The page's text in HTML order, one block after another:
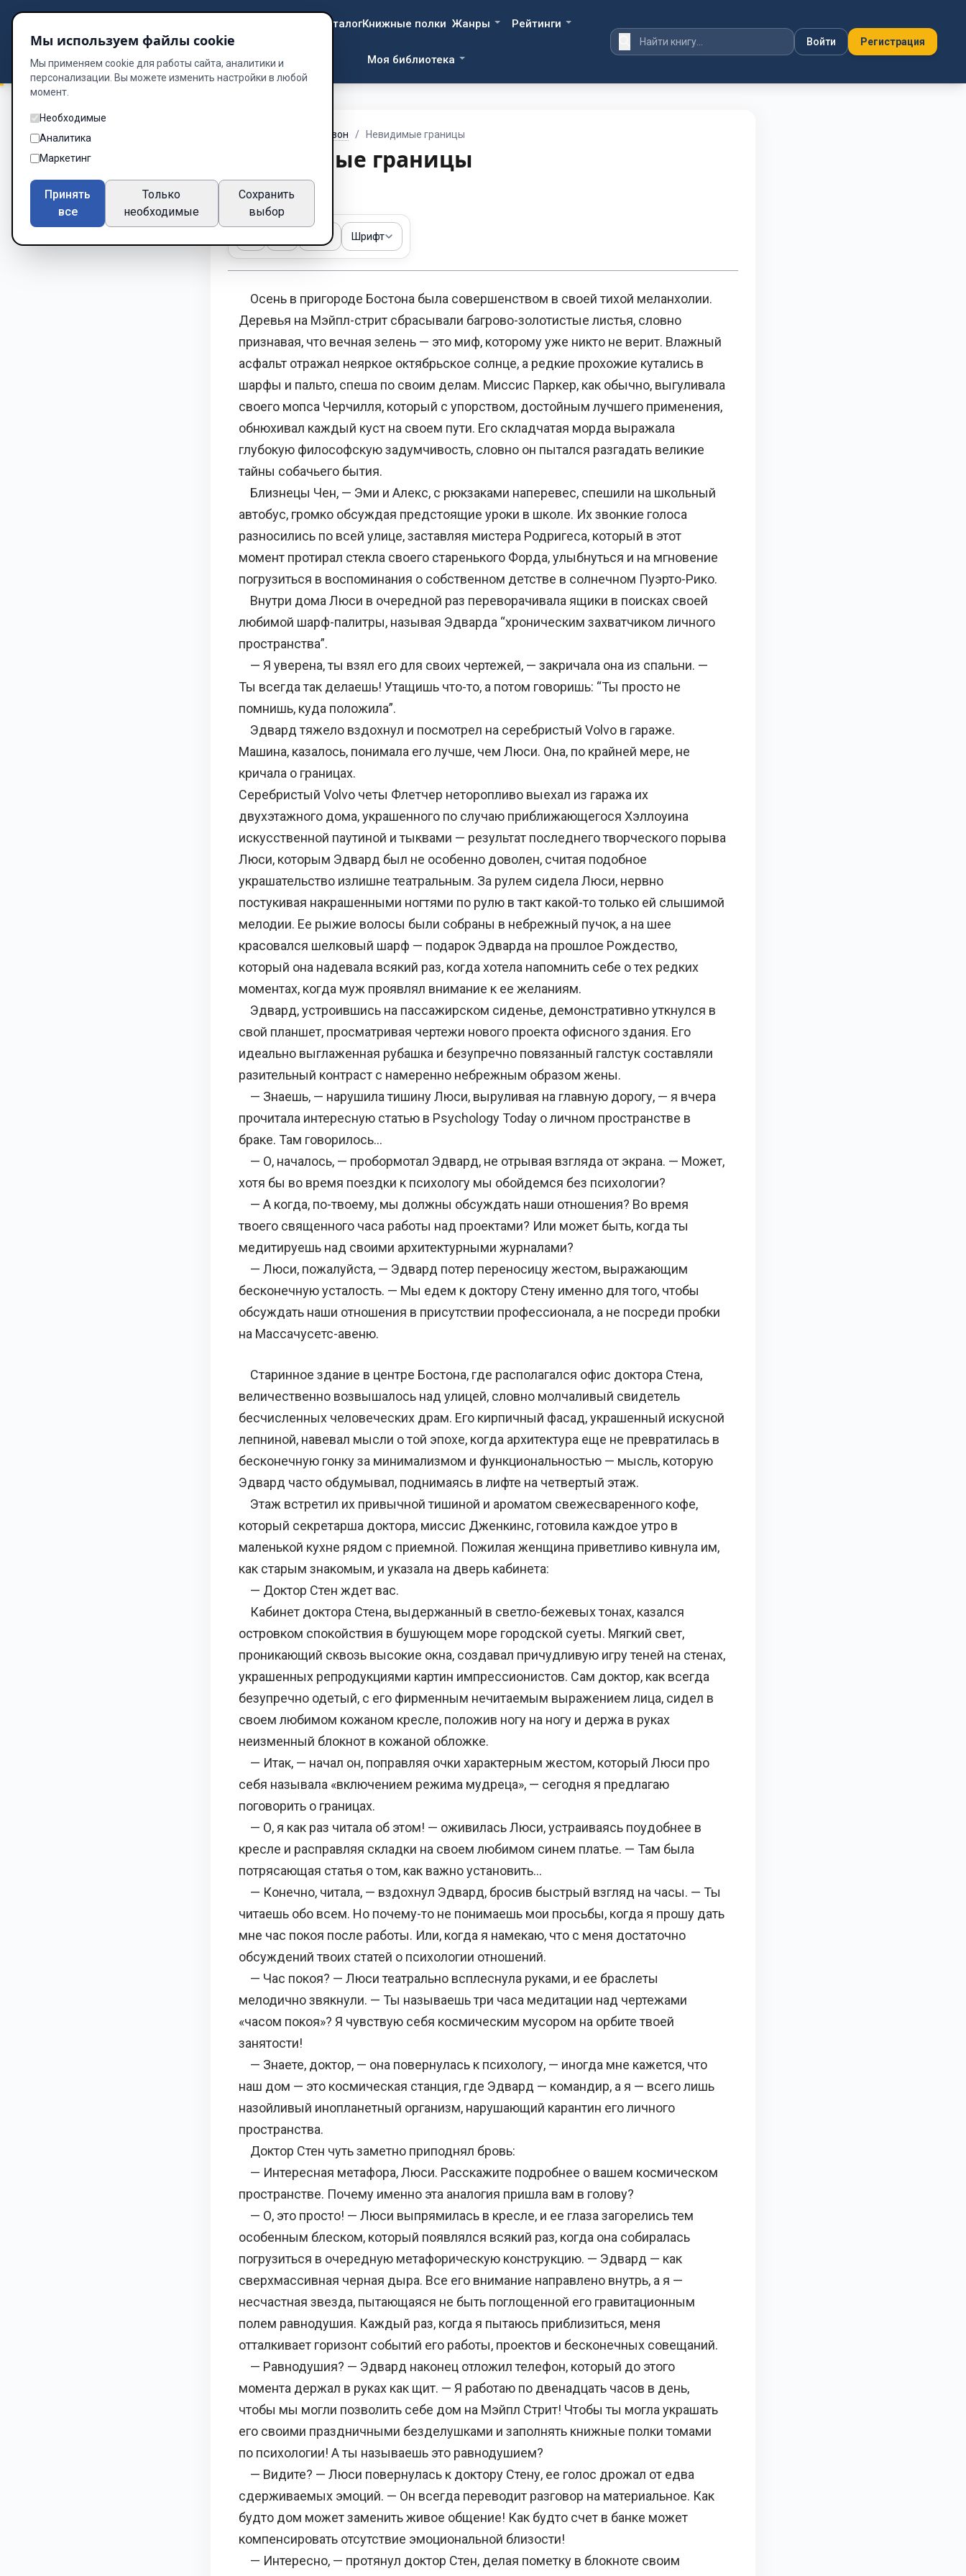
DzenWay Библиотека
КаталогКнижные полки Жанры Рейтинги
Моя библиотека
Войти Регистрация
Навсегда вместе: 1 сезон / Невидимые границы
Невидимые границы
Глава 7 из 12
Тема Шрифт
Осень в пригороде Бостона была совершенством в своей тихой меланхолии.
Деревья на Мэйпл-стрит сбрасывали багрово-золотистые листья, словно
признавая, что вечная зелень — это миф, которому уже никто не верит. Влажный
асфальт отражал неяркое октябрьское солнце, а редкие прохожие кутались в
шарфы и пальто, спеша по своим делам. Миссис Паркер, как обычно, выгуливала
своего мопса Черчилля, который с упорством, достойным лучшего применения,
обнюхивал каждый куст на своем пути. Его складчатая морда выражала
глубокую философскую задумчивость, словно он пытался разгадать великие
тайны собачьего бытия.
Близнецы Чен, — Эми и Алекс, с рюкзаками наперевес, спешили на школьный
автобус, громко обсуждая предстоящие уроки в школе. Их звонкие голоса
разносились по всей улице, заставляя мистера Родригеса, который в этот
момент протирал стекла своего старенького Форда, улыбнуться и на мгновение
погрузиться в воспоминания о собственном детстве в солнечном Пуэрто-Рико.
Внутри дома Люси в очередной раз переворачивала ящики в поисках своей
любимой шарф-палитры, называя Эдварда “хроническим захватчиком личного
пространства”.
— Я уверена, ты взял его для своих чертежей, — закричала она из спальни. —
Ты всегда так делаешь! Утащишь что-то, а потом говоришь: “Ты просто не
помнишь, куда положила”.
Эдвард тяжело вздохнул и посмотрел на серебристый Volvo в гараже.
Машина, казалось, понимала его лучше, чем Люси. Она, по крайней мере, не
кричала о границах.
Серебристый Volvo четы Флетчер неторопливо выехал из гаража их
двухэтажного дома, украшенного по случаю приближающегося Хэллоуина
искусственной паутиной и тыквами — результат последнего творческого порыва
Люси, которым Эдвард был не особенно доволен, считая подобное
украшательство излишне театральным. За рулем сидела Люси, нервно
постукивая накрашенными ногтями по рулю в такт какой-то только ей слышимой
мелодии. Ее рыжие волосы были собраны в небрежный пучок, а на шее
красовался шелковый шарф — подарок Эдварда на прошлое Рождество,
который она надевала всякий раз, когда хотела напомнить себе о тех редких
моментах, когда муж проявлял внимание к ее желаниям.
Эдвард, устроившись на пассажирском сиденье, демонстративно уткнулся в
свой планшет, просматривая чертежи нового проекта офисного здания. Его
идеально выглаженная рубашка и безупречно повязанный галстук составляли
разительный контраст с намеренно небрежным образом жены.
— Знаешь, — нарушила тишину Люси, выруливая на главную дорогу, — я вчера
прочитала интересную статью в Psychology Today о личном пространстве в
браке. Там говорилось…
— О, началось, — пробормотал Эдвард, не отрывая взгляда от экрана. — Может,
хотя бы во время поездки к психологу мы обойдемся без психологии?
— А когда, по-твоему, мы должны обсуждать наши отношения? Во время
твоего священного часа работы над проектами? Или может быть, когда ты
медитируешь над своими архитектурными журналами?
— Люси, пожалуйста, — Эдвард потер переносицу жестом, выражающим
бесконечную усталость. — Мы едем к доктору Стену именно для того, чтобы
обсуждать наши отношения в присутствии профессионала, а не посреди пробки
на Массачусетс-авеню.
Старинное здание в центре Бостона, где располагался офис доктора Стена,
величественно возвышалось над улицей, словно молчаливый свидетель
бесчисленных человеческих драм. Его кирпичный фасад, украшенный искусной
лепниной, навевал мысли о той эпохе, когда архитектура еще не превратилась в
бесконечную гонку за минимализмом и функциональностью — мысль, которую
Эдвард часто обдумывал, поднимаясь в лифте на четвертый этаж.
Этаж встретил их привычной тишиной и ароматом свежесваренного кофе,
который секретарша доктора, миссис Дженкинс, готовила каждое утро в
маленькой кухне рядом с приемной. Пожилая женщина приветливо кивнула им,
как старым знакомым, и указала на дверь кабинета:
— Доктор Стен ждет вас.
Кабинет доктора Стена, выдержанный в светло-бежевых тонах, казался
островком спокойствия в бушующем море городской суеты. Мягкий свет,
проникающий сквозь высокие окна, создавал причудливую игру теней на стенах,
украшенных репродукциями картин импрессионистов. Сам доктор, как всегда
безупречно одетый, с его фирменным нечитаемым выражением лица, сидел в
своем любимом кожаном кресле, положив ногу на ногу и держа в руках
неизменный блокнот в кожаной обложке.
— Итак, — начал он, поправляя очки характерным жестом, который Люси про
себя называла «включением режима мудреца», — сегодня я предлагаю
поговорить о границах.
— О, я как раз читала об этом! — оживилась Люси, устраиваясь поудобнее в
кресле и расправляя складки на своем любимом синем платье. — Там была
потрясающая статья о том, как важно установить…
— Конечно, читала, — вздохнул Эдвард, бросив быстрый взгляд на часы. — Ты
читаешь обо всем. Но почему-то не понимаешь мои просьбы, когда я прошу дать
мне час покоя после работы. Или, когда я намекаю, что с меня достаточно
обсуждений твоих статей о психологии отношений.
— Час покоя? — Люси театрально всплеснула руками, и ее браслеты
мелодично звякнули. — Ты называешь три часа медитации над чертежами
«часом покоя»? Я чувствую себя космическим мусором на орбите твоей
занятости!
— Знаете, доктор, — она повернулась к психологу, — иногда мне кажется, что
наш дом — это космическая станция, где Эдвард — командир, а я — всего лишь
назойливый инопланетный организм, нарушающий карантин его личного
пространства.
Доктор Стен чуть заметно приподнял бровь:
— Интересная метафора, Люси. Расскажите подробнее о вашем космическом
пространстве. Почему именно эта аналогия пришла вам в голову?
— О, это просто! — Люси выпрямилась в кресле, и ее глаза загорелись тем
особенным блеском, который появлялся всякий раз, когда она собиралась
погрузиться в очередную метафорическую конструкцию. — Эдвард — как
сверхмассивная черная дыра. Все его внимание направлено внутрь, а я —
несчастная звезда, пытающаяся не быть поглощенной его гравитационным
полем равнодушия. Каждый раз, когда я пытаюсь приблизиться, меня
отталкивает горизонт событий его работы, проектов и бесконечных совещаний.
— Равнодушия? — Эдвард наконец отложил телефон, который до этого
момента держал в руках как щит. — Я работаю по двенадцать часов в день,
чтобы мы могли позволить себе дом на Мэйпл Стрит! Чтобы ты могла украшать
его своими праздничными безделушками и заполнять книжные полки томами
по психологии! А ты называешь это равнодушием?
— Видите? — Люси повернулась к доктору Стену, ее голос дрожал от едва
сдерживаемых эмоций. — Он всегда переводит разговор на материальное. Как
будто дом может заменить живое общение! Как будто счет в банке может
компенсировать отсутствие эмоциональной близости!
— Интересно, — протянул доктор Стен, делая пометку в блокноте своим
Мы используем файлы cookie
Мы применяем cookie для работы сайта, аналитики и
персонализации. Вы можете изменить настройки в любой
момент.
Необходимые
Аналитика
Маркетинг
Принять
все
Только
необходимые
Сохранить
выбор